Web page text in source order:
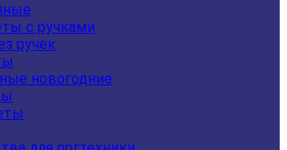
с ручками
ручек
новогодние